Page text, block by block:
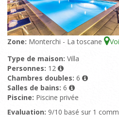
Zone: Monterchi - La toscane
Type de maison: Villa
Personnes: 12
Chambres doubles: 6
Salles de bains: 6
Piscine: Piscine privée
Evaluation: 9/10 basé sur 1